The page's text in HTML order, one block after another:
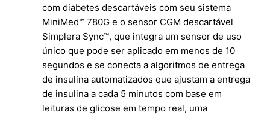
com diabetes descartáveis com seu sistema
MiniMed™ 780G e o sensor CGM descartável
Simplera Sync™, que integra um sensor de uso
único que pode ser aplicado em menos de 10
segundos e se conecta a algoritmos de entrega
de insulina automatizados que ajustam a entrega
de insulina a cada 5 minutos com base em
leituras de glicose em tempo real, uma